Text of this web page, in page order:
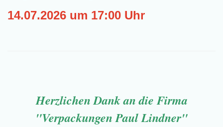
14.07.2026 um 17:00 Uhr
Herzlichen Dank an die Firma
"Verpackungen Paul Lindner"